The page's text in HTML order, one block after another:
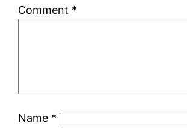
Comment *
Name *